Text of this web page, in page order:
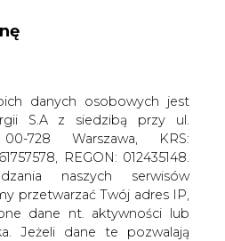
A A
ZALOGUJ SIĘ
danych osobowych jest
S.A z siedzibą przy ul.
728 Warszawa, KRS:
REGON: 012435148.
naszych serwisów
przetwarzać Twój adres IP,
dane nt. aktywności lub
Jeżeli dane te pozwalają